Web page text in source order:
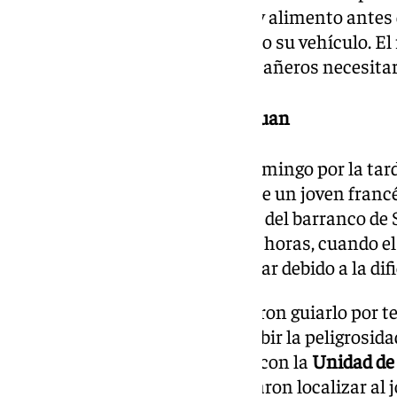
proporcionaron ropa de abrigo y alimento
, donde habían dejado su vehículo.
las 7:00 horas, sin que los montañeros
Rescate en el barranco de San Juan
El segundo rescate ocurrió el domingo por la
recibió una llamada de auxilio de un joven
atrapado en una zona peligrosa del barranco
notificada al 112 sobre las 15:00 horas, cuando
pidió ayuda al no poder continuar debido a la
Los agentes del GREIM intentaron guiarlo por
camino de regreso, pero al percibir la
intervenir directamente. Junto con laUnidad
, lograron localizar